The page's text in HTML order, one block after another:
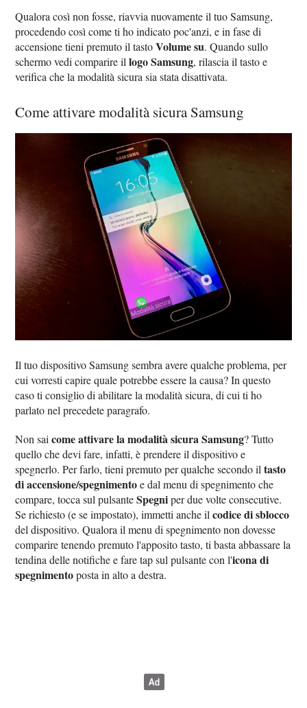
Qualora così non fosse, riavvia nuovamente il tuo Samsung,
procedendo così come ti ho indicato poc'anzi, e in fase di
accensione tieni premuto il tastoVolume su. Quando sullo
schermo vedi comparire illogo Samsung, rilascia il tasto e
verifica che la modalità sicura sia stata disattivata.
Come attivare modalità sicura Samsung
Il tuo dispositivo Samsung sembra avere qualche problema, per
cui vorresti capire quale potrebbe essere la causa? In questo
caso ti consiglio di abilitare la modalità sicura, di cui ti ho
parlato nel precedete paragrafo.
Non saicome attivare la modalità sicura Samsung? Tutto
quello che devi fare, infatti, è prendere il dispositivo e
spegnerlo. Per farlo, tieni premuto per qualche secondo iltasto
di accensione/spegnimentoe dal menu di spegnimento che
compare, tocca sul pulsanteSpegniper due volte consecutive.
Se richiesto (e se impostato), immetti anche ilcodice di sblocco
del dispositivo. Qualora il menu di spegnimento non dovesse
comparire tenendo premuto l'apposito tasto, ti basta abbassare la
tendina delle notifiche e fare tap sul pulsante con l'icona di
spegnimentoposta in alto a destra.